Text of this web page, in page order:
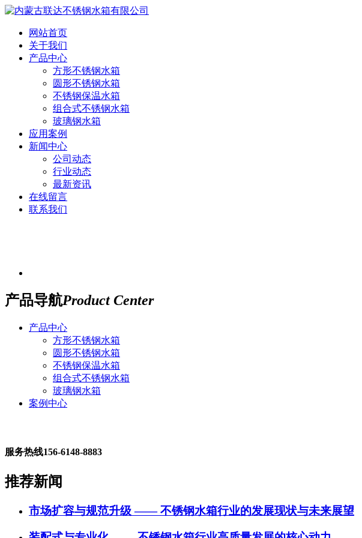
网站首页
关于我们
产品中心
方形不锈钢水箱
圆形不锈钢水箱
不锈钢保温水箱
组合式不锈钢水箱
玻璃钢水箱
应用案例
新闻中心
公司动态
行业动态
最新资讯
在线留言
联系我们
产品导航Product Center
产品中心
方形不锈钢水箱
圆形不锈钢水箱
不锈钢保温水箱
组合式不锈钢水箱
玻璃钢水箱
案例中心
服务热线156-6148-8883
推荐新闻
市场扩容与规范升级 —— 不锈钢水箱行业的发展现状与未来展望